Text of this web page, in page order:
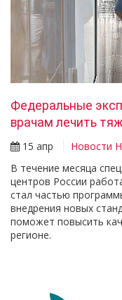
Федеральные
врачам лечить
15 апр
Новости
В течение месяца
центров России
стал частью
внедрения новых
поможет повысить
регионе.